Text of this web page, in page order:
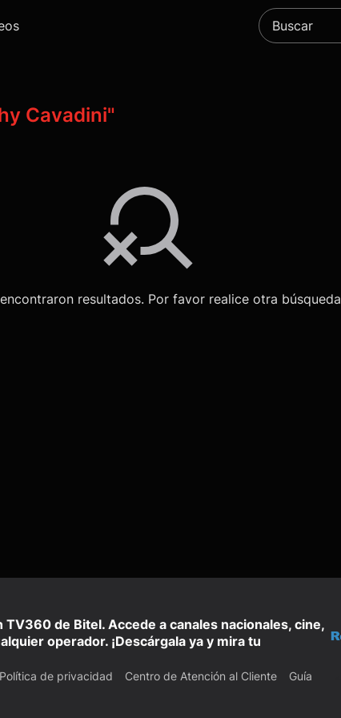
Cavadini"
resultados. Por favor realice otra búsqueda
de Bitel. Accede a canales nacionales, cine,
operador. ¡Descárgala ya y mira tu
Política de privacidad Centro de Atención al Cliente Guía